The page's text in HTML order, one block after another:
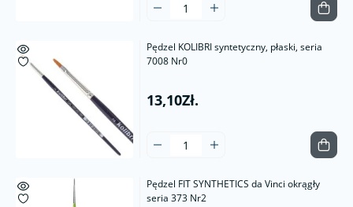
Pędzel KOLIBRI syntetyczny, płaski, seria
7008 Nr0
13,10Zł.
Pędzel FIT SYNTHETICS da Vinci okrągły
seria 373 Nr2